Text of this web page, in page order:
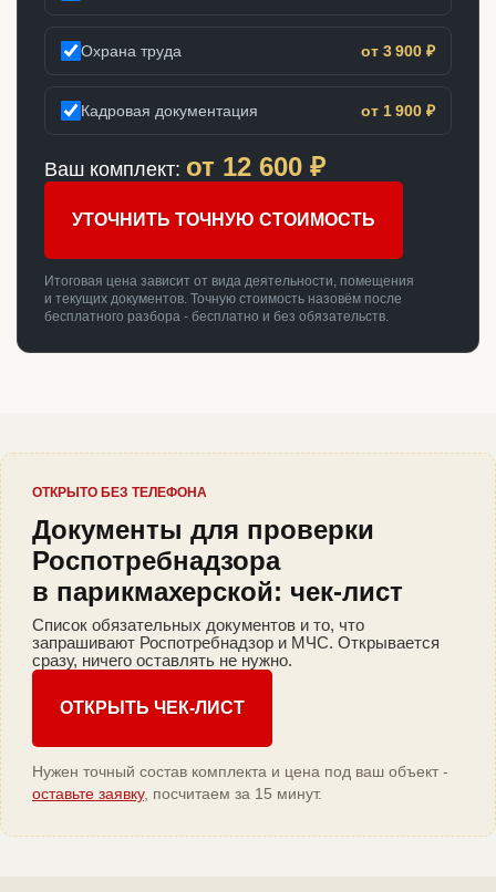
Охрана труда от 3 900 ₽
Кадровая документация от 1 900 ₽
Ваш комплект: от 12 600 ₽
УТОЧНИТЬ ТОЧНУЮ СТОИМОСТЬ
Итоговая цена зависит от вида деятельности, помещения
и текущих документов. Точную стоимость назовём после
бесплатного разбора - бесплатно и без обязательств.
ОТКРЫТО БЕЗ ТЕЛЕФОНА
Документы для проверки
Роспотребнадзора
в парикмахерской: чек-лист
Список обязательных документов и то, что
запрашивают Роспотребнадзор и МЧС. Открывается
сразу, ничего оставлять не нужно.
ОТКРЫТЬ ЧЕК-ЛИСТ
Нужен точный состав комплекта и цена под ваш объект -
оставьте заявку, посчитаем за 15 минут.